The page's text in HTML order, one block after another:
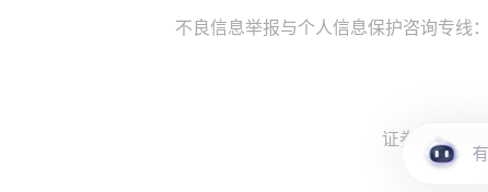
不良信息举报与个人信息保护咨询专线
证券投资咨